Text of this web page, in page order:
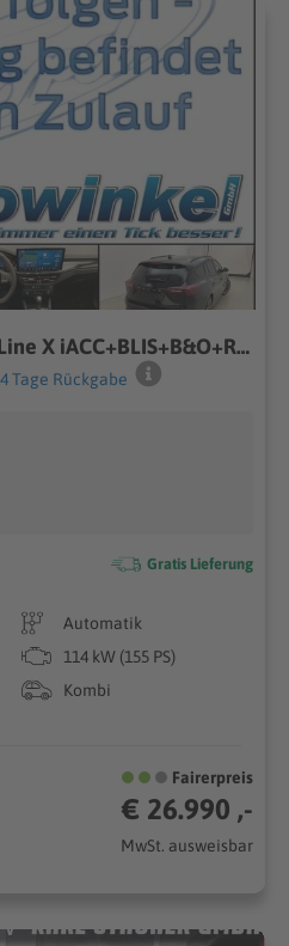
Ford Focus Turnier ST-Line X iACC+BLIS+B&O+RFK+PANO
Tage Rückgabe
Gratis Lieferung
Automatik
114 kW (155 PS)
Kombi
Fairerpreis
€ 26.990 ,-
MwSt. ausweisbar